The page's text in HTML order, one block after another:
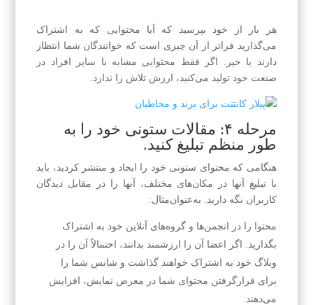
هر بار از خود بپرسید که آیا محتوایی که به اشتراک
می‌گذارید فراتر از آن چیزی است که خوانندگان شما انتظار
دارند یا خیر. اگر فقط محتوایی مشابه با سایر افراد در
صنعت خود تولید می‌کنید، ارزش تلاش را ندارد.
مرحله ۴: مقالات ستونی خود را به
طور منظم تبلیغ کنید.
هنگامی که محتوای ستونی خود را ایجاد و منتشر کردید، باید
با تبلیغ آنها در مکان‌های مختلف، آنها را در مقابل دیدگان
کاربران نگه دارید. به‌عنوان‌مثال:
محتوا را در انجمن‌ها و گروه‌های آنلاین خود به اشتراک
بگذارید. اگر اعضا آن را ارزشمند بدانند، احتمالاً آن را در
وبلاگ خود به اشتراک خواهند گذاشت و شانس شما را
برای قرارگرفتن محتوای شما در معرض نمایش، افزایش
می‌دهند.